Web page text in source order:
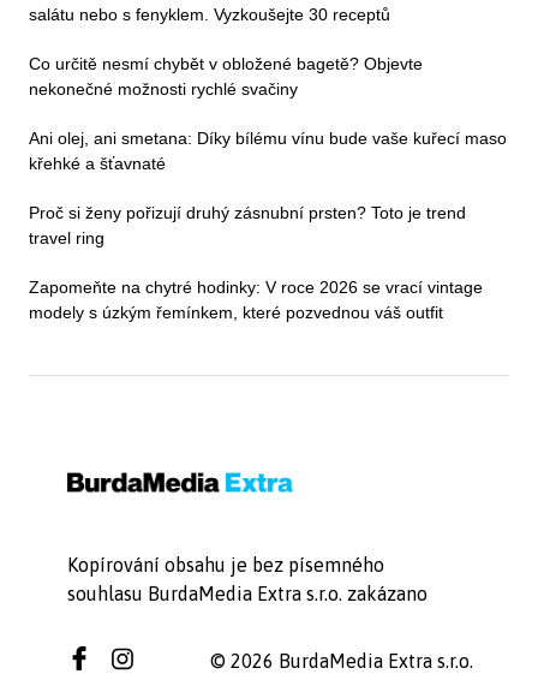
salátu nebo s fenyklem. Vyzkoušejte 30 receptů
Co určitě nesmí chybět v obložené bagetě? Objevte
nekonečné možnosti rychlé svačiny
Ani olej, ani smetana: Díky bílému vínu bude vaše kuřecí maso
křehké a šťavnaté
Proč si ženy pořizují druhý zásnubní prsten? Toto je trend
travel ring
Zapomeňte na chytré hodinky: V roce 2026 se vrací vintage
modely s úzkým řemínkem, které pozvednou váš outfit
Kopírování obsahu je bez písemného
souhlasu BurdaMedia Extra s.r.o. zakázano
© 2026 BurdaMedia Extra s.r.o.